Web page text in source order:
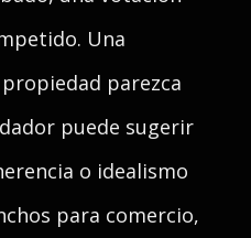
Una
parezca
puede sugerir
o idealismo
para comercio,